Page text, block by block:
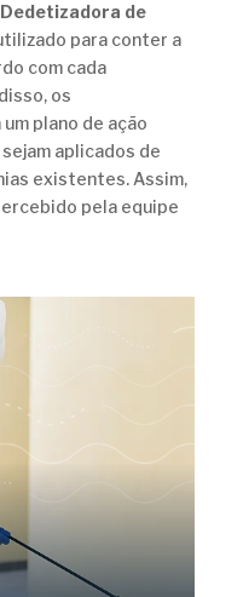
Dedetizadora de
para conter a
com cada
os
plano de ação
aplicados de
existentes. Assim,
pela equipe